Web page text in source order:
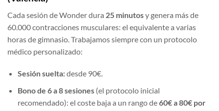
Cada sesión de Wonder dura 25 minutosy genera más de
60.000 contracciones musculares: el equivalente a varias
horas de gimnasio. Trabajamos siempre con un protocolo
médico personalizado:
Sesión suelta:desde 90€.
Bono de 6 a 8 sesiones(el protocolo inicial
recomendado): el coste baja a un rango de60€ a 80€ por